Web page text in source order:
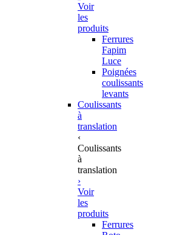
Voir
les
produits
Ferrures
Fapim
Luce
Poignées
coulissants
levants
Coulissants
à
translation
‹
Coulissants
à
translation
›
Voir
les
produits
Ferrures